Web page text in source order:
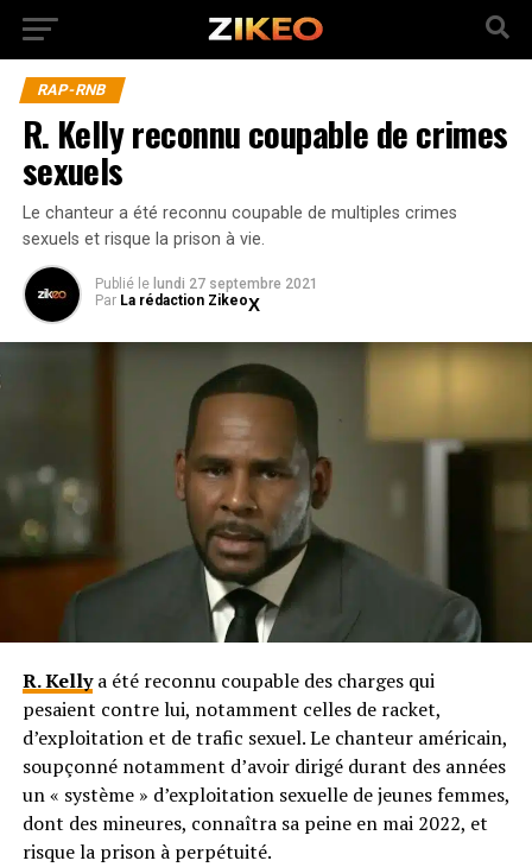
RAP-RNB
R. Kelly reconnu coupable de crimes
sexuels
Le chanteur a été reconnu coupable de multiples crimes
sexuels et risque la prison à vie.
Publié le lundi 27 septembre 2021
Par La rédaction Zikeo
R. Kellya été reconnu coupable des charges qui
pesaient contre lui, notamment celles de racket,
d’exploitation et de trafic sexuel. Le chanteur américain,
soupçonné notamment d’avoir dirigé durant des années
un « système » d’exploitation sexuelle de jeunes femmes,
dont des mineures, connaîtra sa peine en mai 2022, et
risque la prison à perpétuité.